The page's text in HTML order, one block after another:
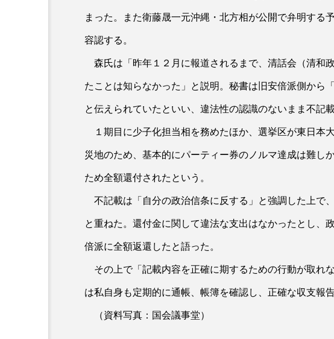
まった。また衛藤晟一元沖縄・北方相が公開で弁明する
容認する。
森氏は「昨年１２月に報道されるまで、清話会（清和
たことは知らなかった」と説明。秘書は旧安倍派側から
と伝えられていたといい、違法性の認識のないまま不記
１期目に少子化担当相を務めたほか、選挙区が東日本
災地のため、基本的にパーティー券のノルマ達成は難し
ため全額還付されたという。
不記載は「自分の政治信条に反する」と強調した上で
と重ねた。還付金に関して違法な支出はなかったとし、
倍派に全額返還したと語った。
その上で「記載内容を正確に期するための行動が取れ
は私自身も定期的に通帳、帳簿を確認し、正確な収支報
（資料写真：国会議事堂）